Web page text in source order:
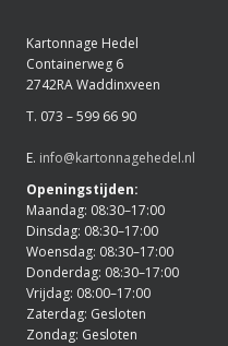
Kartonnage Hedel
Containerweg 6
2742RA Waddinxveen
T. 073 – 599 66 90
E. info@kartonnagehedel.nl
Openingstijden:
Maandag: 08:30–17:00
Dinsdag: 08:30–17:00
Woensdag: 08:30–17:00
Donderdag: 08:30–17:00
Vrijdag: 08:00–17:00
Zaterdag: Gesloten
Zondag: Gesloten